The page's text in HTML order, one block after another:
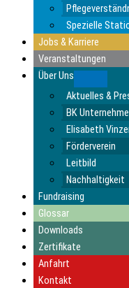
Spezielle
Jobs & Karriere
Veranstaltungen
Über Uns
Aktuelles &
BK
Elisabeth
Förderverein
Leitbild
Nachhaltigkeit
Fundraising
Glossar
Downloads
Zertifikate
Anfahrt
Kontakt